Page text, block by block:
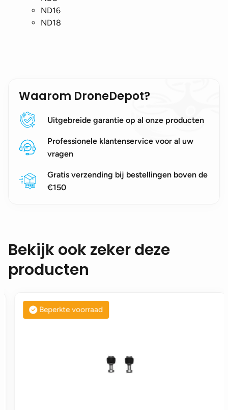
ND16
ND18
Waarom DroneDepot?
Uitgebreide garantie op al onze producten
Professionele klantenservice voor al uw
vragen
Gratis verzending bij bestellingen boven de
€150
Bekijk ook zeker deze
producten
Beperkte voorraad